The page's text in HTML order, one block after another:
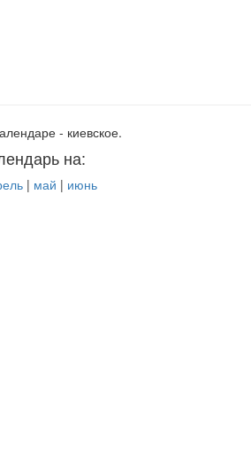
- киевское.
на:
| май | июнь